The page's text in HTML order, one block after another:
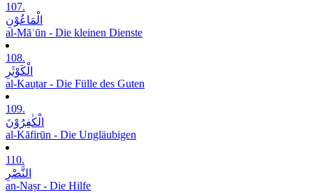
107.
الْمَاعُوْنِ
al-Māʿūn - Die kleinen Dienste
108.
الْکَوْثَرِ
al-Kauṯar - Die Fülle des Guten
109.
الْکٰفِرُوْنَ
al-Kāfirūn - Die Ungläubigen
110.
النَّصْرِ
an-Naṣr - Die Hilfe